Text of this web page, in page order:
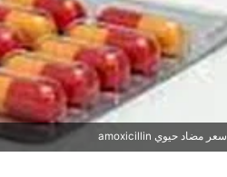
سعر مضاد حيوي amoxicillin